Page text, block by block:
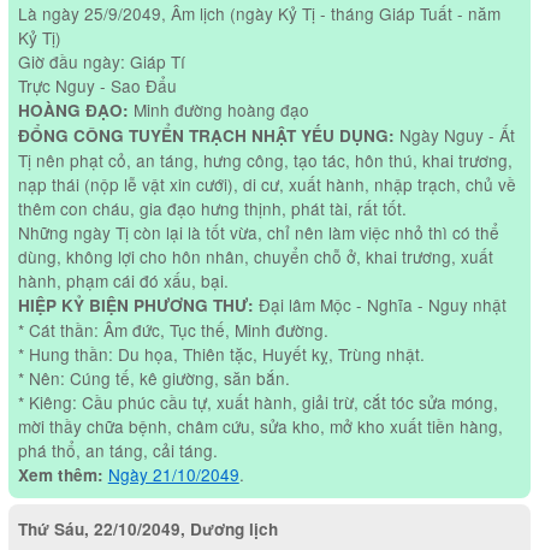
Là ngày 25/9/2049, Âm lịch (ngày Kỷ Tị - tháng Giáp Tuất - năm
Kỷ Tị)
Giờ đầu ngày: Giáp Tí
Trực Nguy - Sao Đẩu
HOÀNG ĐẠO: Minh đường hoàng đạo
ĐỔNG CÔNG TUYỂN TRẠCH NHẬT YẾU DỤNG: Ngày Nguy - Ất
Tị nên phạt cỏ, an táng, hưng công, tạo tác, hôn thú, khai trương,
nạp thái (nộp lễ vật xin cưới), di cư, xuất hành, nhập trạch, chủ về
thêm con cháu, gia đạo hưng thịnh, phát tài, rất tốt.
Những ngày Tị còn lại là tốt vừa, chỉ nên làm việc nhỏ thì có thể
dùng, không lợi cho hôn nhân, chuyển chỗ ở, khai trương, xuất
hành, phạm cái đó xấu, bại.
HIỆP KỶ BIỆN PHƯƠNG THƯ: Đại lâm Mộc - Nghĩa - Nguy nhật
* Cát thần: Âm đức, Tục thế, Minh đường.
* Hung thần: Du họa, Thiên tặc, Huyết kỵ, Trùng nhật.
* Nên: Cúng tế, kê giường, săn bắn.
* Kiêng: Cầu phúc cầu tự, xuất hành, giải trừ, cắt tóc sửa móng,
mời thầy chữa bệnh, châm cứu, sửa kho, mở kho xuất tiền hàng,
phá thổ, an táng, cải táng.
Xem thêm: Ngày 21/10/2049.
Thứ Sáu, 22/10/2049, Dương lịch